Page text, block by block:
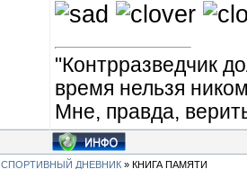
"Контрразведчик
время нельзя
Мне, правда,
СПОРТИВНЫЙ ДНЕВНИК » КНИГА ПАМЯТИ